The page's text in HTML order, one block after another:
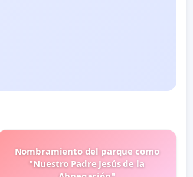
Nombramiento del parque como
"Nuestro Padre Jesús de la